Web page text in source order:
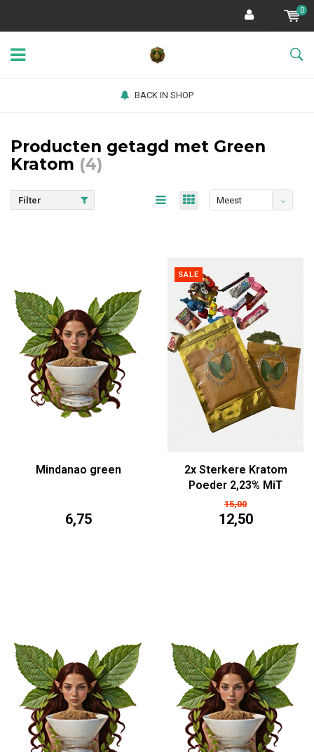
0
BACK IN SHOP
Producten getagd met Green
Kratom (4)
Filter
Meest
Mindanao green
6,75
SALE
2x Sterkere Kratom
Poeder 2,23% MiT
(25/50/100g)
15,00
12,50